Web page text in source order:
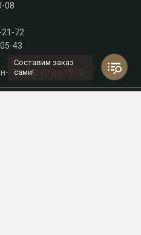
08
21-72
43
с 10:00 до 18:00
Составим заказ
сами!